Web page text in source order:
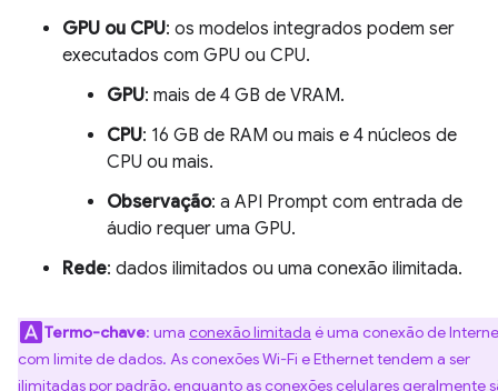
GPU ou CPU: os modelos integrados podem ser
executados com GPU ou CPU.
GPU: mais de 4 GB de VRAM.
CPU: 16 GB de RAM ou mais e 4 núcleos de
CPU ou mais.
Observação: a API Prompt com entrada de
áudio requer uma GPU.
Rede: dados ilimitados ou uma conexão ilimitada.
Termo-chave: uma conexão limitada é uma conexão de
com limite de dados. As conexões Wi-Fi e Ethernet tendem a ser
ilimitadas por padrão, enquanto as conexões celulares geralmente